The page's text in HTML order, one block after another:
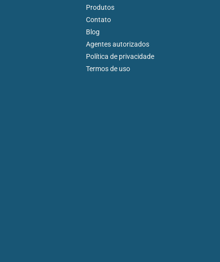
Produtos
Contato
Blog
Agentes autorizados
Política de privacidade
Termos de uso